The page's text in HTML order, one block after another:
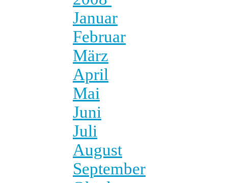
Januar
Februar
März
April
Mai
Juni
Juli
August
September